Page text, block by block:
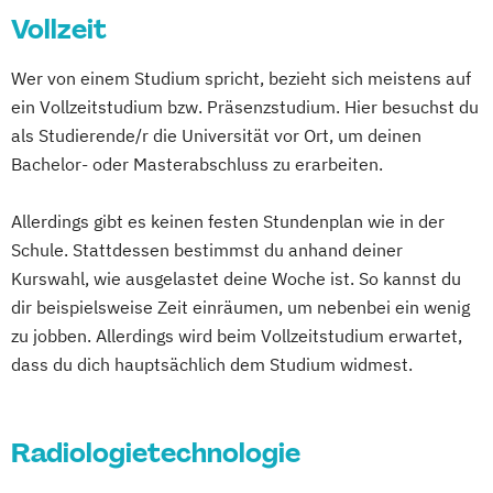
Controlling & Business Intelligence
E-Commerce Eco Design
Entrepreneurship & Applied Management
Ergotherapie
Gesundheits- und Krankenpflege
Nachhaltigkeitskommunikation (DE/EN)
Immobilienmanagement
Informatik
Journalismus &
Unternehmenskommunikation
Logopädie Mechatronik
Architektur - Green Building
Bioengineering Bioinformatik
Biomedizinische Analytik
Bioprocess Engineering
Clinical Engineering
Computer Science and Digital
Communications
Diätologie
Elementarpädagogik
Ergotherapie
Gesundheits- und Krankenpflege
Health Studies*
Vollzeit
Wer von einem Studium spricht, bezieht sich meistens auf
ein Vollzeitstudium bzw. Präsenzstudium. Hier besuchst du
als Studierende/r die Universität vor Ort, um deinen
Bachelor- oder Masterabschluss zu erarbeiten.
Allerdings gibt es keinen festen Stundenplan wie in der
Schule. Stattdessen bestimmst du anhand deiner
Kurswahl, wie ausgelastet deine Woche ist. So kannst du
dir beispielsweise Zeit einräumen, um nebenbei ein wenig
zu jobben. Allerdings wird beim Vollzeitstudium erwartet,
dass du dich hauptsächlich dem Studium widmest.
Radiologietechnologie